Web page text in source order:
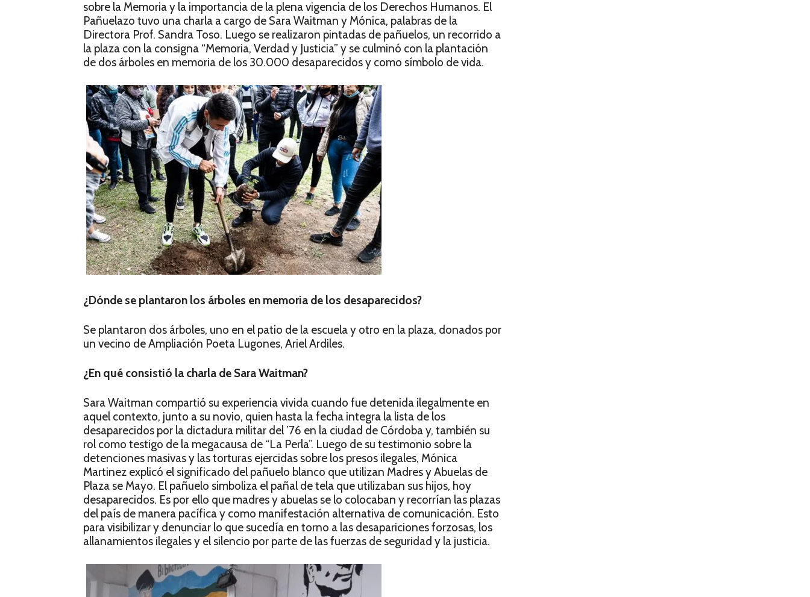
sobre la Memoria y la importancia de la plena vigencia de los Derechos Humanos. El
Pañuelazo tuvo una charla a cargo de Sara Waitman y Mónica, palabras de la
Directora Prof. Sandra Toso. Luego se realizaron pintadas de pañuelos, un recorrido a
la plaza con la consigna “Memoria, Verdad y Justicia” y se culminó con la plantación
de dos árboles en memoria de los 30.000 desaparecidos y como símbolo de vida.
¿Dónde se plantaron los árboles en memoria de los desaparecidos?
Se plantaron dos árboles, uno en el patio de la escuela y otro en la plaza, donados por
un vecino de Ampliación Poeta Lugones, Ariel Ardiles.
¿En qué consistió la charla de Sara Waitman?
Sara Waitman compartió su experiencia vivida cuando fue detenida ilegalmente en
aquel contexto, junto a su novio, quien hasta la fecha integra la lista de los
desaparecidos por la dictadura militar del ’76 en la ciudad de Córdoba y, también su
rol como testigo de la megacausa de “La Perla”. Luego de su testimonio sobre la
detenciones masivas y las torturas ejercidas sobre los presos ilegales, Mónica
Martinez explicó el significado del pañuelo blanco que utilizan Madres y Abuelas de
Plaza se Mayo. El pañuelo simboliza el pañal de tela que utilizaban sus hijos, hoy
desaparecidos. Es por ello que madres y abuelas se lo colocaban y recorrían las plazas
del país de manera pacífica y como manifestación alternativa de comunicación. Esto
para visibilizar y denunciar lo que sucedía en torno a las desapariciones forzosas, los
allanamientos ilegales y el silencio por parte de las fuerzas de seguridad y la justicia.